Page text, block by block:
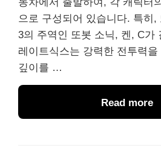
으로 구성되어 있습니다. 특히,
3의 주역인 또봇 소닉, 켄, C가
레이트식스는 강력한 전투력
깊이를 …
Read more